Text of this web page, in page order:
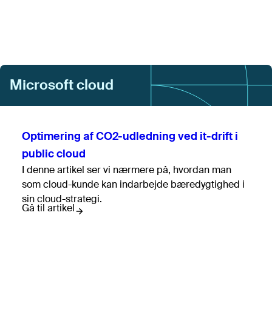
Microsoft cloud
Optimering af CO2-udledning ved it-drift i
public cloud
I denne artikel ser vi nærmere på, hvordan man
som cloud-kunde kan indarbejde bæredygtighed i
sin cloud-strategi.
Gå til artikel